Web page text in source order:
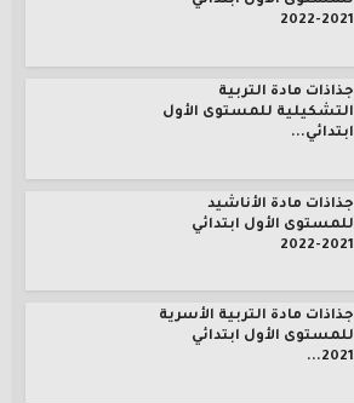
2021-2022
جذاذات مادة التربية
التشكيلية للمستوى الأول
ابتدائي...
جذاذات مادة الأناشيد
للمستوى الأول ابتدائي
2021-2022
جذاذات مادة التربية الأسرية
للمستوى الأول ابتدائي
2021...